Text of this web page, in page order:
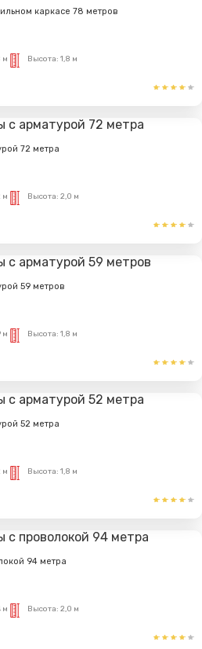
каркасе 78 метров
м Высота: 1,8 м
72 метра
м Высота: 2,0 м
59 метров
м Высота: 1,8 м
52 метра
м Высота: 1,8 м
94 метра
м Высота: 2,0 м